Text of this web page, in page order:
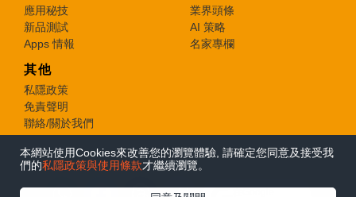
本網站使用Cookies來改善您的瀏覽體驗, 請確定您同意及接受我
們的私隱政策與使用條款才繼續瀏覽。
應用秘技
新品測試
Apps 情報
業界頭條
AI 策略
名家專欄
其他
私隱政策
免責聲明
聯絡/關於我們
© 2026 e-zone. All Rights Reserved.